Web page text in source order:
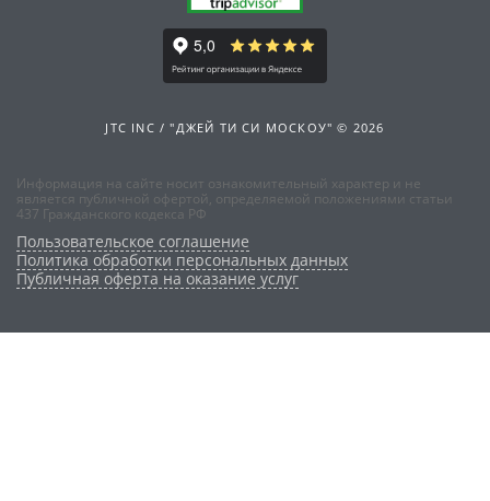
JTC INC / "ДЖЕЙ ТИ СИ МОСКОУ" © 2026
Информация на сайте носит ознакомительный характер и не
является публичной офертой, определяемой положениями статьи
437 Гражданского кодекса РФ
Пользовательское соглашение
Политика обработки персональных данных
Публичная оферта на оказание услуг